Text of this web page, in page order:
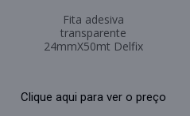
Fita adesiva
transparente
24mmX50mt Delfix
Clique aqui para ver o preço